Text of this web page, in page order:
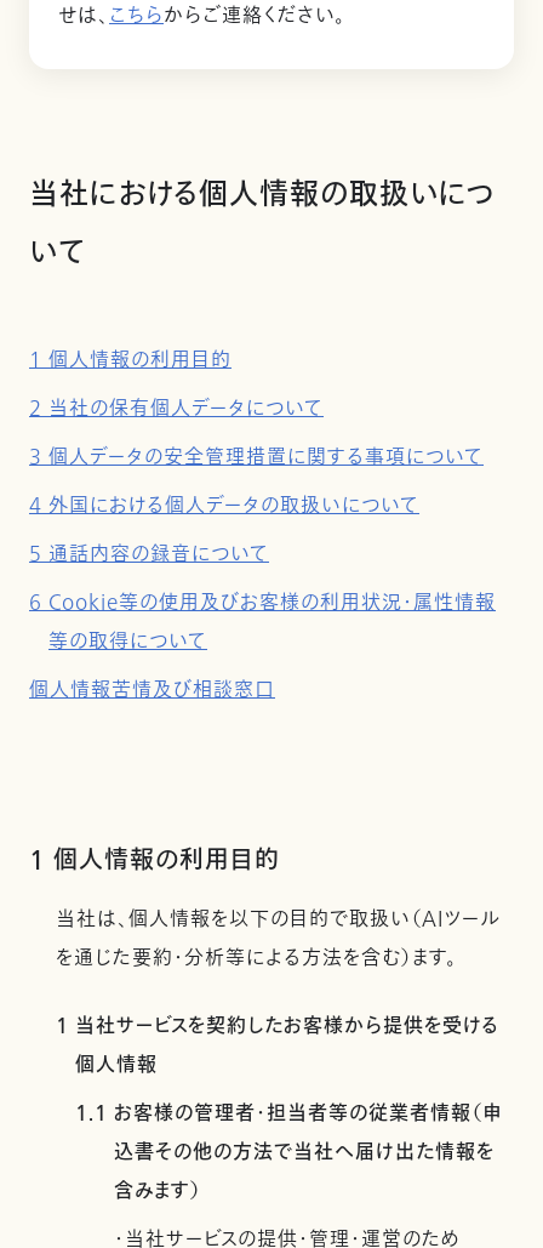
せは、こちらからご連絡ください。
当社における個人情報の取扱いにつ
いて
1 個人情報の利用目的
2 当社の保有個人データについて
3 個人データの安全管理措置に関する事項について
4 外国における個人データの取扱いについて
5 通話内容の録音について
6 Cookie等の使用及びお客様の利用状況・属性情報
等の取得について
個人情報苦情及び相談窓口
1 個人情報の利用目的
当社は、個人情報を以下の目的で取扱い（AIツール
を通じた要約・分析等による方法を含む）ます。
1 当社サービスを契約したお客様から提供を受ける
個人情報
1.1 お客様の管理者・担当者等の従業者情報（申
込書その他の方法で当社へ届け出た情報を
含みます）
・当社サービスの提供・管理・運営のため